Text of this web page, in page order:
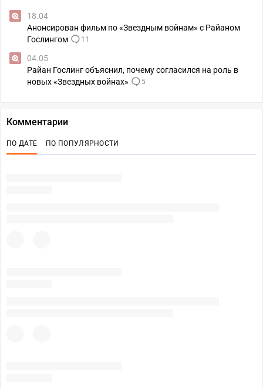
18.04
Анонсирован фильм по «Звездным войнам» с Райаном
Гослингом
11
04.05
Райан Гослинг объяснил, почему согласился на роль в
новых «Звездных войнах»
5
Комментарии
ПО ДАТЕ ПО ПОПУЛЯРНОСТИ